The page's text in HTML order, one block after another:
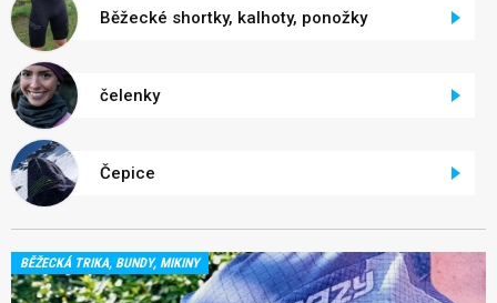
Běžecké shortky, kalhoty, ponožky
čelenky
Čepice
BĚŽECKÁ TRIKA, BUNDY, MIKINY